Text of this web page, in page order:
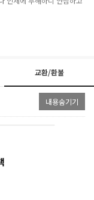
교환/환불
내용숨기기